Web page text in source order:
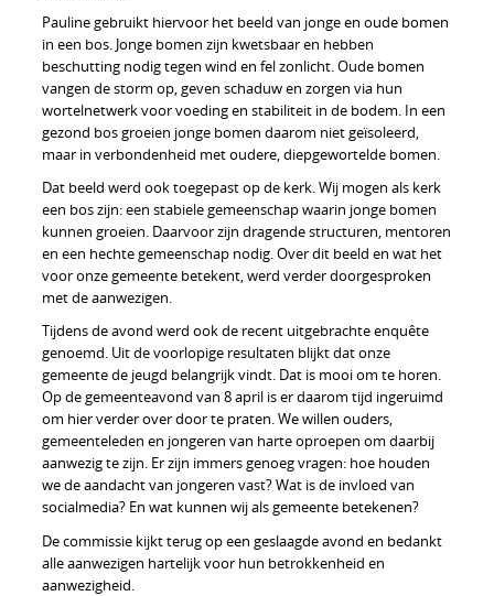
Pauline gebruikt hiervoor het beeld van jonge en oude bomen
in een bos. Jonge bomen zijn kwetsbaar en hebben
beschutting nodig tegen wind en fel zonlicht. Oude bomen
vangen de storm op, geven schaduw en zorgen via hun
wortelnetwerk voor voeding en stabiliteit in de bodem. In een
gezond bos groeien jonge bomen daarom niet geïsoleerd,
maar in verbondenheid met oudere, diepgewortelde bomen.
Dat beeld werd ook toegepast op de kerk. Wij mogen als kerk
een bos zijn: een stabiele gemeenschap waarin jonge bomen
kunnen groeien. Daarvoor zijn dragende structuren, mentoren
en een hechte gemeenschap nodig. Over dit beeld en wat het
voor onze gemeente betekent, werd verder doorgesproken
met de aanwezigen.
Tijdens de avond werd ook de recent uitgebrachte enquête
genoemd. Uit de voorlopige resultaten blijkt dat onze
gemeente de jeugd belangrijk vindt. Dat is mooi om te horen.
Op de gemeenteavond van 8 april is er daarom tijd ingeruimd
om hier verder over door te praten. We willen ouders,
gemeenteleden en jongeren van harte oproepen om daarbij
aanwezig te zijn. Er zijn immers genoeg vragen: hoe houden
we de aandacht van jongeren vast? Wat is de invloed van
socialmedia? En wat kunnen wij als gemeente betekenen?
De commissie kijkt terug op een geslaagde avond en bedankt
alle aanwezigen hartelijk voor hun betrokkenheid en
aanwezigheid.